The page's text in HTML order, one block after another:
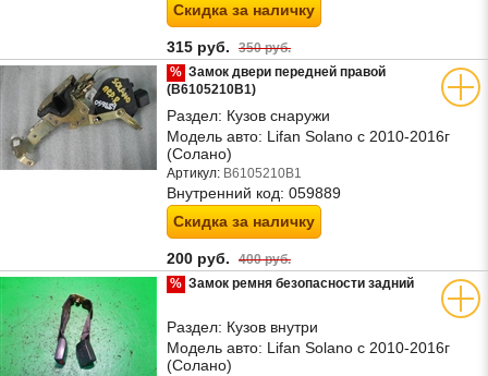
Скидка за наличку
315 руб. 350 руб.
% Замок двери передней правой
(B6105210B1)
Раздел: Кузов снаружи
Модель авто: Lifan Solano с 2010-2016г
(Солано)
Артикул: B6105210B1
Внутренний код: 059889
Скидка за наличку
200 руб. 400 руб.
% Замок ремня безопасности задний
Раздел: Кузов внутри
Модель авто: Lifan Solano с 2010-2016г
(Солано)